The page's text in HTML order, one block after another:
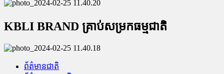
KBLI BRAND គ្រាប់សម្រកធម្មជាតិ
ព័ត៌មានជាតិ